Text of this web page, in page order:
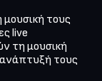
τους
live
τη μουσική
ανάπτυξή τους